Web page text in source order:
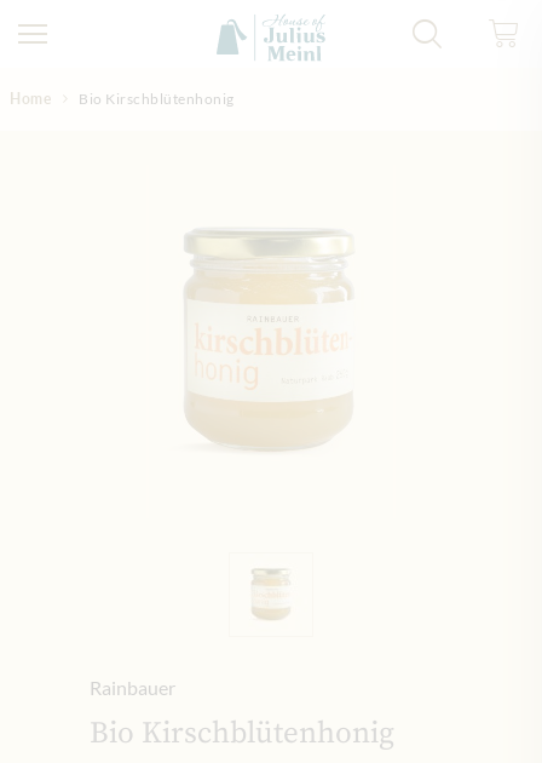
Home Bio Kirschblütenhonig
Rainbauer
Bio Kirschblütenhonig